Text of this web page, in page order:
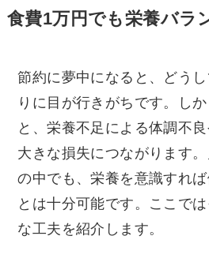
食費1万円でも栄養バラ
節約に夢中になると、どう
りに目が行きがちです。し
と、栄養不足による体調不
大きな損失につながります
の中でも、栄養を意識すれ
とは十分可能です。ここで
な工夫を紹介します。